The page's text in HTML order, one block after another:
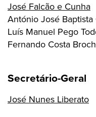
José Falcão e Cunha
António José
Luís Manuel Pego
Fernando Costa
Secretário-Geral
José Nunes Liberato